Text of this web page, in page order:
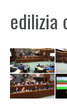
edilizia